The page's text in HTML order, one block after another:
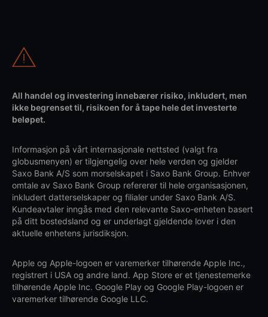
All handel og investering innebærer risiko, inkludert, men
ikke begrenset til, risikoen for å tape hele det investerte
beløpet.
Informasjon på vårt internasjonale nettsted (valgt fra
globusmenyen) er tilgjengelig over hele verden og gjelder
Saxo Bank A/S som morselskapet i Saxo Bank Group. Enhver
omtale av Saxo Bank Group refererer til hele organisasjonen,
inkludert datterselskaper og filialer under Saxo Bank A/S.
Kundeavtaler inngås med den relevante Saxo-enheten basert
på ditt bostedsland og er underlagt gjeldende lover i den
aktuelle enhetens jurisdiksjon.
Apple og Apple-logoen er varemerker tilhørende Apple Inc.,
registrert i USA og andre land. App Store er et tjenestemerke
tilhørende Apple Inc. Google Play og Google Play-logoen er
varemerker tilhørende Google LLC.